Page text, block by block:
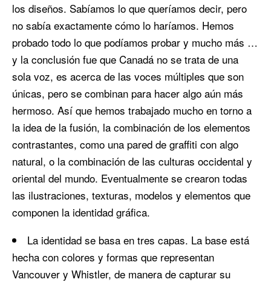
los diseños. Sabíamos lo que queríamos decir, pero
no sabía exactamente cómo lo haríamos. Hemos
probado todo lo que podíamos probar y mucho más …
y la conclusión fue que Canadá no se trata de una
sola voz, es acerca de las voces múltiples que son
únicas, pero se combinan para hacer algo aún más
hermoso. Así que hemos trabajado mucho en torno a
la idea de la fusión, la combinación de los elementos
contrastantes, como una pared de graffiti con algo
natural, o la combinación de las culturas occidental y
oriental del mundo. Eventualmente se crearon todas
las ilustraciones, texturas, modelos y elementos que
componen la identidad gráfica.
La identidad se basa en tres capas. La base está
hecha con colores y formas que representan
Vancouver y Whistler, de manera de capturar su